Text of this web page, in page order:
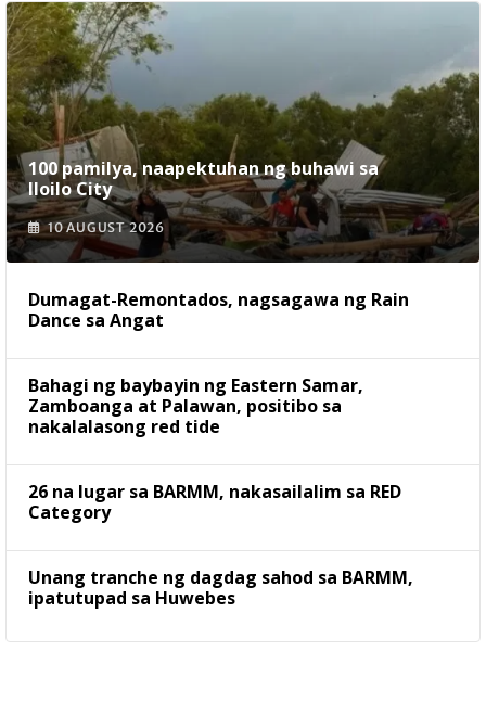
100 pamilya, naapektuhan ng buhawi sa
Iloilo City
10 AUGUST 2026
Dumagat-Remontados, nagsagawa ng Rain
Dance sa Angat
Bahagi ng baybayin ng Eastern Samar,
Zamboanga at Palawan, positibo sa
nakalalasong red tide
26 na lugar sa BARMM, nakasailalim sa RED
Category
Unang tranche ng dagdag sahod sa BARMM,
ipatutupad sa Huwebes